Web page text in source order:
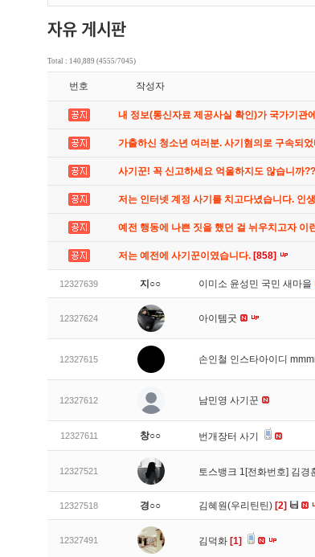
Total : 140,889 (4555/7045)
번호 작성자
내 정보(통신자료 제공사실 확인)가 국가기관
가출하신 청소년 여러분. 사기혐의로 구속되
사기꾼! 꼭 신고하세요 억울하지도 않습니까??
저는 인터넷 계정 사기를 치고다녔습니다. 인
예전 행동에 나쁜 짓을 했던 걸 뉘우치고자 이
저는 예전에 사기꾼이였습니다. [858]
12327639 지○○ 이미소 윤성민 국민 새마을
12327624 아이템굿
12327615 손인철 인스타아이디
12327612 남민영 사기꾼
12327611 창○○ 번개장터 사기
12327521 토스뱅크 1[전화번호] 김경
12327518 경○○ 김혜원(우리틴틴) [2]
12327491 김덕화 [1]